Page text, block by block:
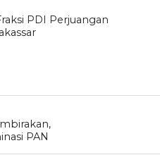
PDI Perjuangan
PAN